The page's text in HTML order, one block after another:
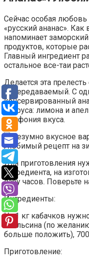
Сейчас особая
«русский ананас».
напоминает
продуктов, которые
Главный ингредиент
остальное все-таи
Делается эта
непередаваемый. С
консервированный
цитруса: лимона и
симфония вкуса.
Для приготовления
ингредиента, на
пару часов. Поверьте
Ингредиенты:
На 1 кг кабачков
апельсина (по
больше положить),
Приготовление: